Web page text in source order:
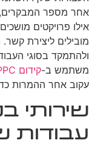
אחר מספר המבקרים,
אילו פרויקטים
מובילים ליצירת
ולהתמקד בסוגי
משתמש ב-קידום PPC
עקוב אחר ההמרות
שירותי
עבודות